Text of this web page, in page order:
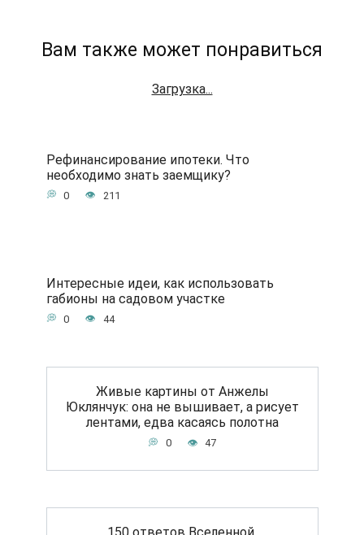
Вам также может понравиться
Загрузка...
Рефинансирование ипотеки. Что
необходимо знать заемщику?
0 211
Интересные идеи, как использовать
габионы на садовом участке
0 44
Живые картины от Анжелы
Юклянчук: она не вышивает, а рисует
лентами, едва касаясь полотна
0 47